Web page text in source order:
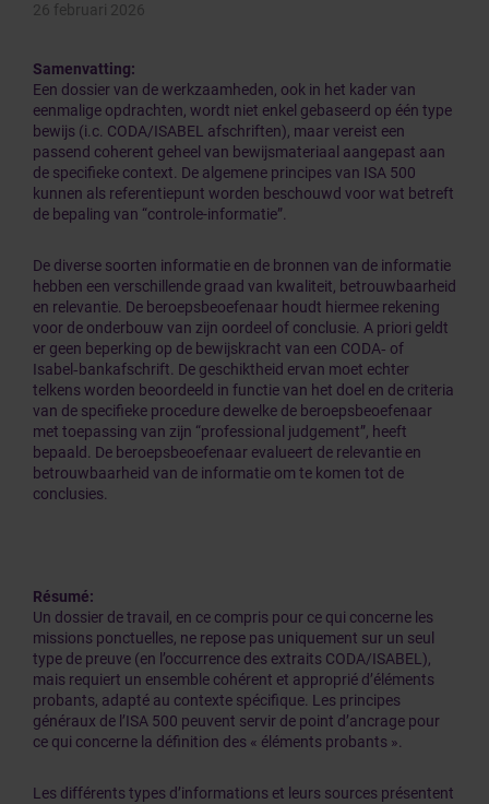
26 februari 2026
Samenvatting:
Een dossier van de werkzaamheden, ook in het kader van
eenmalige opdrachten, wordt niet enkel gebaseerd op één type
bewijs (i.c. CODA/ISABEL afschriften), maar vereist een
passend coherent geheel van bewijsmateriaal aangepast aan
de specifieke context. De algemene principes van ISA 500
kunnen als referentiepunt worden beschouwd voor wat betreft
de bepaling van “controle-informatie”.
De diverse soorten informatie en de bronnen van de informatie
hebben een verschillende graad van kwaliteit, betrouwbaarheid
en relevantie. De beroepsbeoefenaar houdt hiermee rekening
voor de onderbouw van zijn oordeel of conclusie. A priori geldt
er geen beperking op de bewijskracht van een CODA‑ of
Isabel‑bankafschrift. De geschiktheid ervan moet echter
telkens worden beoordeeld in functie van het doel en de criteria
van de specifieke procedure dewelke de beroepsbeoefenaar
met toepassing van zijn “professional judgement”, heeft
bepaald. De beroepsbeoefenaar evalueert de relevantie en
betrouwbaarheid van de informatie om te komen tot de
conclusies.
Résumé:
Un dossier de travail, en ce compris pour ce qui concerne les
missions ponctuelles, ne repose pas uniquement sur un seul
type de preuve (en l’occurrence des extraits CODA/ISABEL),
mais requiert un ensemble cohérent et approprié d’éléments
probants, adapté au contexte spécifique. Les principes
généraux de l’ISA 500 peuvent servir de point d’ancrage pour
ce qui concerne la définition des « éléments probants ».
Les différents types d’informations et leurs sources présentent